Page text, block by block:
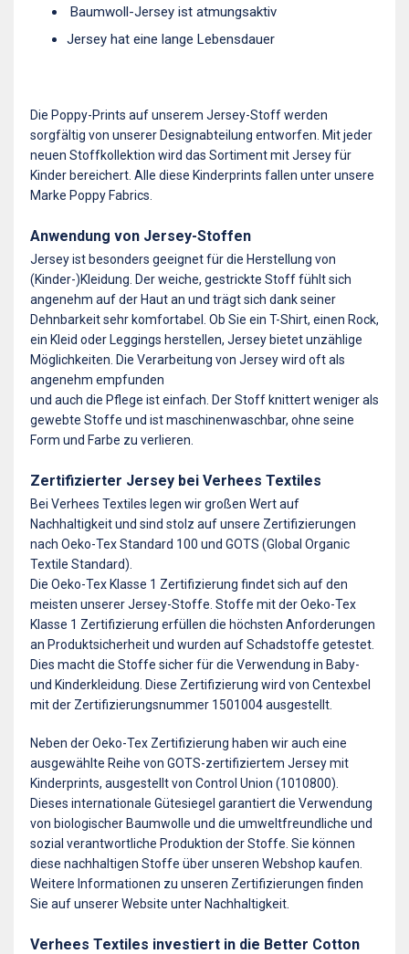
Baumwoll-Jersey ist atmungsaktiv
Jersey hat eine lange Lebensdauer
Die Poppy-Prints auf unserem Jersey-Stoff werden
sorgfältig von unserer Designabteilung entworfen. Mit jeder
neuen Stoffkollektion wird das Sortiment mit Jersey für
Kinder bereichert. Alle diese Kinderprints fallen unter unsere
Marke Poppy Fabrics.
Anwendung von Jersey-Stoffen
Jersey ist besonders geeignet für die Herstellung von
(Kinder-)Kleidung. Der weiche, gestrickte Stoff fühlt sich
angenehm auf der Haut an und trägt sich dank seiner
Dehnbarkeit sehr komfortabel. Ob Sie ein T-Shirt, einen Rock,
ein Kleid oder Leggings herstellen, Jersey bietet unzählige
Möglichkeiten. Die Verarbeitung von Jersey wird oft als
angenehm empfunden
und auch die Pflege ist einfach. Der Stoff knittert weniger als
gewebte Stoffe und ist maschinenwaschbar, ohne seine
Form und Farbe zu verlieren.
Zertifizierter Jersey bei Verhees Textiles
Bei Verhees Textiles legen wir großen Wert auf
Nachhaltigkeit und sind stolz auf unsere Zertifizierungen
nach Oeko-Tex Standard 100 und GOTS (Global Organic
Textile Standard).
Die Oeko-Tex Klasse 1 Zertifizierung findet sich auf den
meisten unserer Jersey-Stoffe. Stoffe mit der Oeko-Tex
Klasse 1 Zertifizierung erfüllen die höchsten Anforderungen
an Produktsicherheit und wurden auf Schadstoffe getestet.
Dies macht die Stoffe sicher für die Verwendung in Baby-
und Kinderkleidung. Diese Zertifizierung wird von Centexbel
mit der Zertifizierungsnummer 1501004 ausgestellt.
Neben der Oeko-Tex Zertifizierung haben wir auch eine
ausgewählte Reihe von GOTS-zertifiziertem Jersey mit
Kinderprints, ausgestellt von Control Union (1010800).
Dieses internationale Gütesiegel garantiert die Verwendung
von biologischer Baumwolle und die umweltfreundliche und
sozial verantwortliche Produktion der Stoffe. Sie können
diese nachhaltigen Stoffe über unseren Webshop kaufen.
Weitere Informationen zu unseren Zertifizierungen finden
Sie auf unserer Website unter Nachhaltigkeit.
Verhees Textiles investiert in die Better Cotton